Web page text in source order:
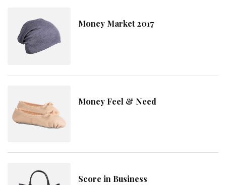
Money Market 2017
Money Feel & Need
Score in Business